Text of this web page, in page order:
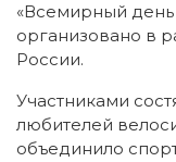
«Всемирный день
организовано в
России.
Участниками
любителей
объединило